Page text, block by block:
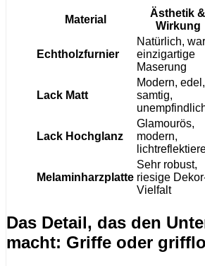
Material
Ästhetik &
Wirkung
Echtholzfurnier
Natürlich,
einzigartige
Maserung
Lack Matt
Modern, edel,
samtig,
Lack Hochglanz
Glamourös,
modern,
Melaminharzplatte
Sehr robust,
riesige
Vielfalt
Das Detail, das den
macht: Griffe oder